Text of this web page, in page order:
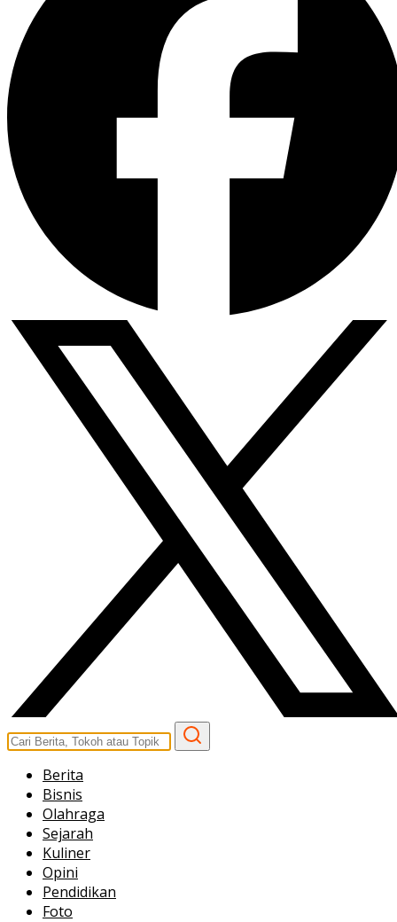
Berita
Bisnis
Olahraga
Sejarah
Kuliner
Opini
Pendidikan
Foto